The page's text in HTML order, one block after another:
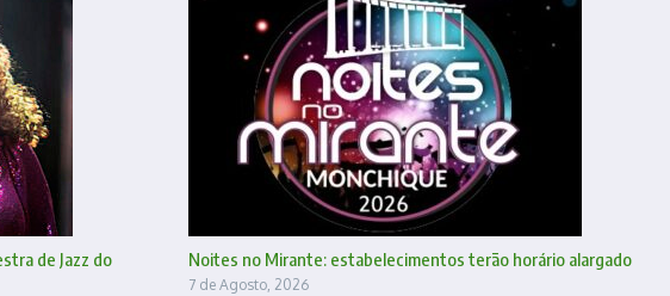
de Jazz do
Noites no Mirante: estabelecimentos terão horário alargado
7 de Agosto, 2026